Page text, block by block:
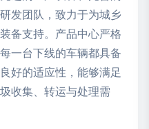
发团队，致力于为城乡
备支持。产品中心严格
一台下线的车辆都具备
好的适应性，能够满足
收集、转运与处理需